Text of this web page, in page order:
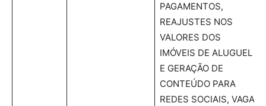
PAGAMENTOS,
REAJUSTES NOS
VALORES DOS
IMÓVEIS DE ALUGUEL
E GERAÇÃO DE
CONTEÚDO PARA
REDES SOCIAIS, VAGA